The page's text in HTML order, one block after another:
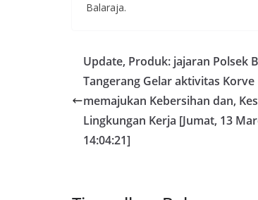
Balaraja.
Update, Produk: jajaran Polsek
Tangerang Gelar aktivitas Korve
memajukan Kebersihan dan,
Lingkungan Kerja [Jumat, 13
14:04:21]